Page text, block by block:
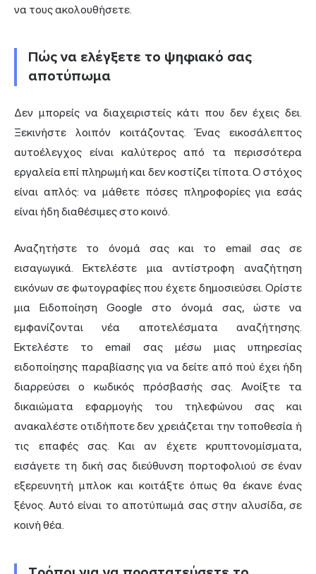
να τους ακολουθήσετε.
Πώς να ελέγξετε το ψηφιακό σας
αποτύπωμα
Δεν μπορείς να διαχειριστείς κάτι που δεν έχεις δει.
Ξεκινήστε λοιπόν κοιτάζοντας. Ένας εικοσάλεπτος
αυτοέλεγχος είναι καλύτερος από τα περισσότερα
εργαλεία επί πληρωμή και δεν κοστίζει τίποτα. Ο στόχος
είναι απλός: να μάθετε πόσες πληροφορίες για εσάς
είναι ήδη διαθέσιμες στο κοινό.
Αναζητήστε το όνομά σας και το email σας σε
εισαγωγικά. Εκτελέστε μια αντίστροφη αναζήτηση
εικόνων σε φωτογραφίες που έχετε δημοσιεύσει. Ορίστε
μια Ειδοποίηση Google στο όνομά σας, ώστε να
εμφανίζονται νέα αποτελέσματα αναζήτησης.
Εκτελέστε το email σας μέσω μιας υπηρεσίας
ειδοποίησης παραβίασης για να δείτε από πού έχει ήδη
διαρρεύσει ο κωδικός πρόσβασής σας. Ανοίξτε τα
δικαιώματα εφαρμογής του τηλεφώνου σας και
ανακαλέστε οτιδήποτε δεν χρειάζεται την τοποθεσία ή
τις επαφές σας. Και αν έχετε κρυπτονομίσματα,
εισάγετε τη δική σας διεύθυνση πορτοφολιού σε έναν
εξερευνητή μπλοκ και κοιτάξτε όπως θα έκανε ένας
ξένος. Αυτό είναι το αποτύπωμά σας στην αλυσίδα, σε
κοινή θέα.